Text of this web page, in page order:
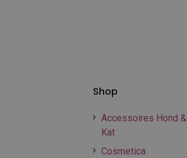
Shop
Accessoires Hond &
Kat
Cosmetica